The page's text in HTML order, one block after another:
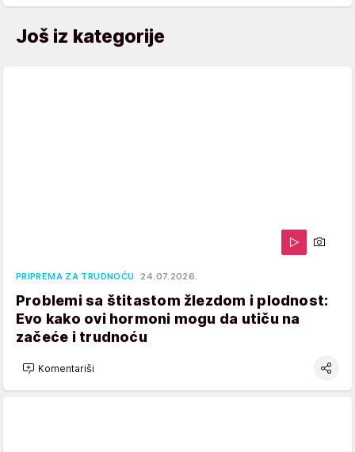
Još iz kategorije
PRIPREMA ZA TRUDNOĆU 24.07.2026.
Problemi sa štitastom žlezdom i plodnost:
Evo kako ovi hormoni mogu da utiču na
začeće i trudnoću
Komentariši